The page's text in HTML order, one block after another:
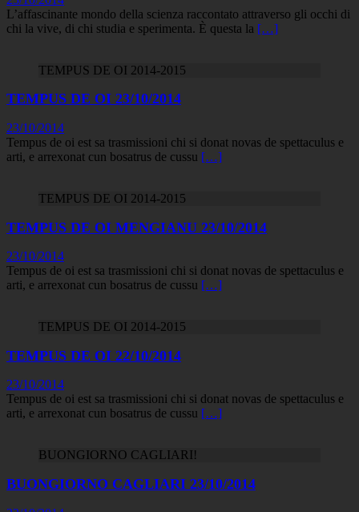
L’affascinante mondo della scienza raccontato attraverso gli occhi di
chi la vive, di chi studia e sperimenta. È questa la […]
TEMPUS DE OI 2014-2015
TEMPUS DE OI 23/10/2014
23/10/2014
Tempus de oi est sa trasmissioni chi si donat novas de spettaculus e
arti, e arrexonat cun bosatrus de cussu […]
TEMPUS DE OI 2014-2015
TEMPUS DE OI MENGIANU 23/10/2014
23/10/2014
Tempus de oi est sa trasmissioni chi si donat novas de spettaculus e
arti, e arrexonat cun bosatrus de cussu […]
TEMPUS DE OI 2014-2015
TEMPUS DE OI 22/10/2014
23/10/2014
Tempus de oi est sa trasmissioni chi si donat novas de spettaculus e
arti, e arrexonat cun bosatrus de cussu […]
BUONGIORNO CAGLIARI!
BUONGIORNO CAGLIARI 23/10/2014